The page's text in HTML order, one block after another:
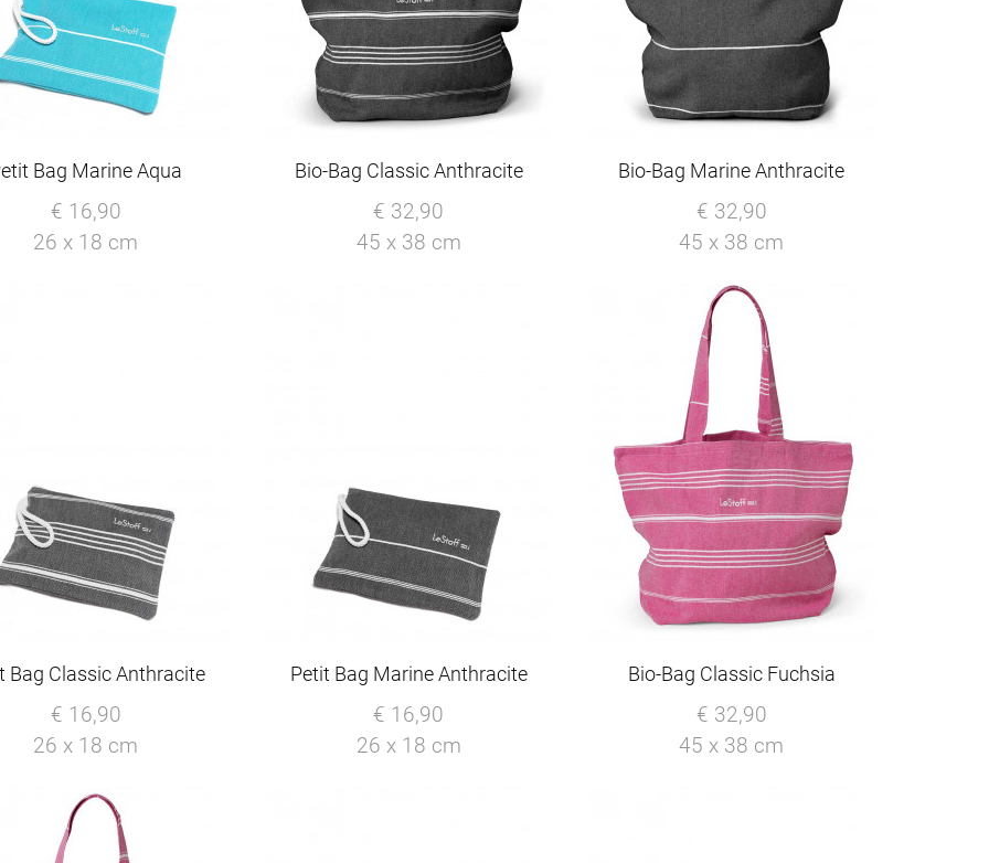
Bag Marine Aqua
€ 16,90
26 x 18 cm
Bio-Bag Classic Anthracite
€ 32,90
45 x 38 cm
Bio-Bag Marine Anthracite
€ 32,90
45 x 38 cm
Bag Classic Anthracite
€ 16,90
26 x 18 cm
Petit Bag Marine Anthracite
€ 16,90
26 x 18 cm
Bio-Bag Classic Fuchsia
€ 32,90
45 x 38 cm